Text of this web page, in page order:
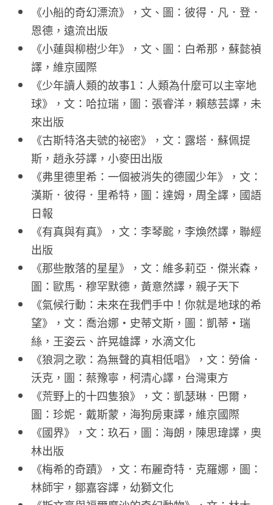
《小船的奇幻漂流》，文、圖：彼得．凡．登．
恩德，遠流出版
《小蓮與柳樹少年》，文、圖：白希那，蘇懿禎
譯，維京國際
《少年讀人類的故事1：人類為什麼可以主宰地
球》，文：哈拉瑞，圖：張睿洋，賴慈芸譯，未
來出版
《古斯特洛夫號的祕密》，文：露塔．蘇佩提
斯，趙永芬譯，小麥田出版
《弗里德里希：一個被消失的德國少年》，文：
漢斯．彼得．里希特，圖：達姆，周全譯，國語
日報
《有真與有真》，文：李琴䬁，李煥然譯，聯經
出版
《那些散落的星星》，文：維多莉亞．傑米森，
圖：歐馬．穆罕默德，黃意然譯，親子天下
《氣候行動：未來在我們手中！你就是地球的希
望》，文：喬治娜‧史蒂文斯，圖：凱蒂・瑞
絲，王姿云、許晃雄譯，水滴文化
《狼洞之歌：為無聲的真相低唱》，文：勞倫．
沃克，圖：蔡豫寧，柯清心譯，台灣東方
《荒野上的十四隻狼》，文：凱瑟琳．巴爾，
圖：珍妮．戴斯蒙，海狗房東譯，維京國際
《國界》，文：玖石，圖：海朗，陳思瑋譯，奧
林出版
《梅希的奇蹟》，文：布麗奇特．克羅娜，圖：
林師宇，鄒嘉容譯，幼獅文化